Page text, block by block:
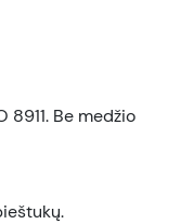
8911. Be medžio